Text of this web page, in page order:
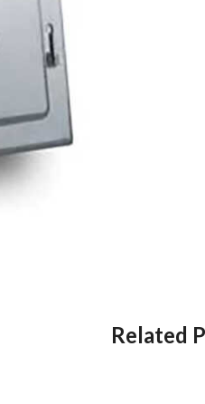
Related